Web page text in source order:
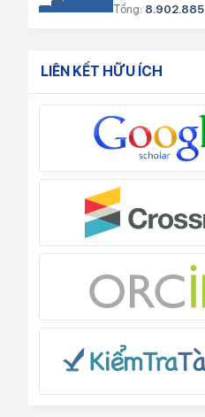
Tổng: 8.902.885
LIÊN KẾT HỮU ÍCH